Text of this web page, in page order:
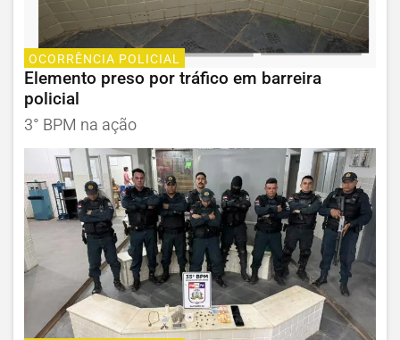
OCORRÊNCIA POLICIAL
Elemento preso por tráfico em barreira
policial
3° BPM na ação